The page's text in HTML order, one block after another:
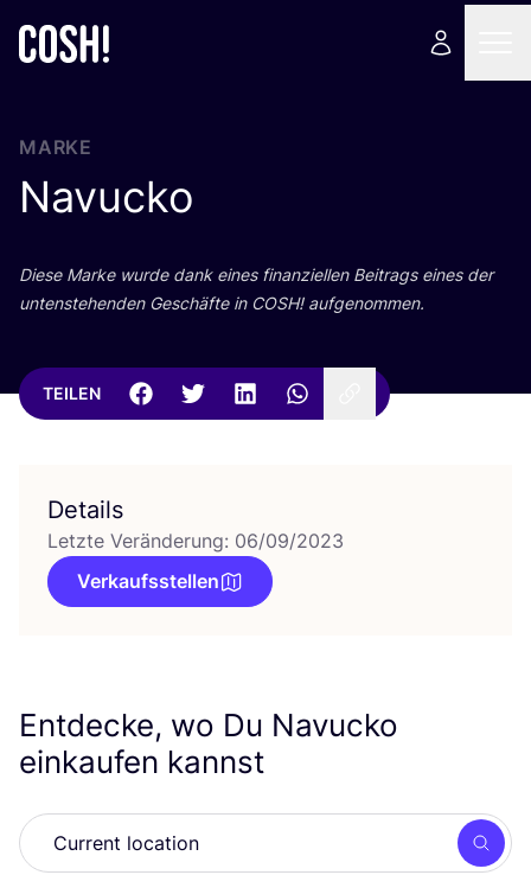
MARKE
Navucko
Die­se Mar­ke wur­de dank eines finan­zi­el­len Bei­trags eines der
unten­ste­hen­den Geschäf­te in COSH! aufgenommen.
TEILEN
Details
Letzte Veränderung: 06/09/2023
Verkaufsstellen
Entdecke, wo Du Navucko
einkaufen kannst